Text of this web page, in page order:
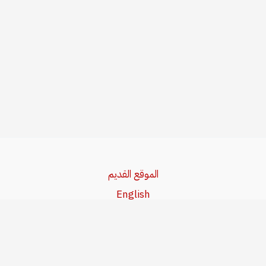
الموقع القديم
English